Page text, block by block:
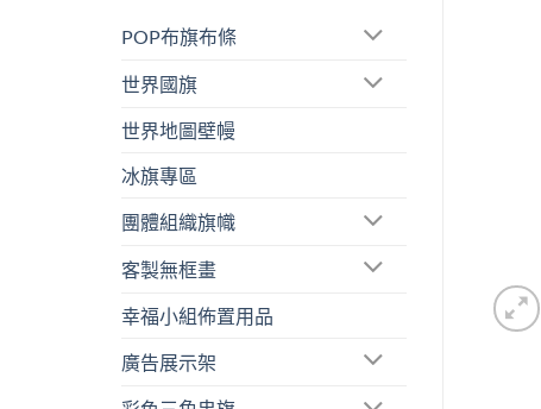
POP布旗布條
世界國旗
世界地圖壁幔
冰旗專區
團體組織旗幟
客製無框畫
幸福小組佈置用品
廣告展示架